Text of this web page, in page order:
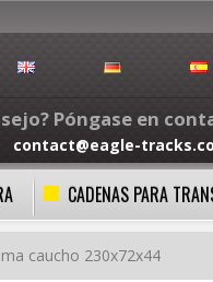
CADENAS PARA
Póngase en
contact@eagle-
caucho 230x72x44